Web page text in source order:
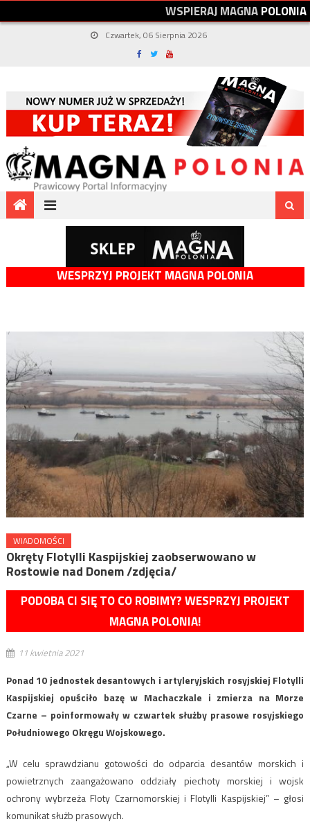
WSPIERAJMAGNAPOLONIA
Czwartek, 06 Sierpnia 2026
WESPRZYJ PROJEKT MAGNA POLONIA
WIADOMOŚCI
Okręty Flotylli Kaspijskiej zaobserwowano w
Rostowie nad Donem /zdjęcia/
PODOBA CI SIĘ TO CO ROBIMY? WESPRZYJ PROJEKT
MAGNA POLONIA!
11 kwietnia 2021
Ponad 10 jednostek desantowych i artyleryjskich rosyjskiej Flotylli
Kaspijskiej opuściło bazę w Machaczkale i zmierza na Morze
Czarne – poinformowały w czwartek służby prasowe rosyjskiego
Południowego Okręgu Wojskowego.
„W celu sprawdzianu gotowości do odparcia desantów morskich i
powietrznych zaangażowano oddziały piechoty morskiej i wojsk
ochrony wybrzeża Floty Czarnomorskiej i Flotylli Kaspijskiej” – głosi
komunikat służb prasowych.